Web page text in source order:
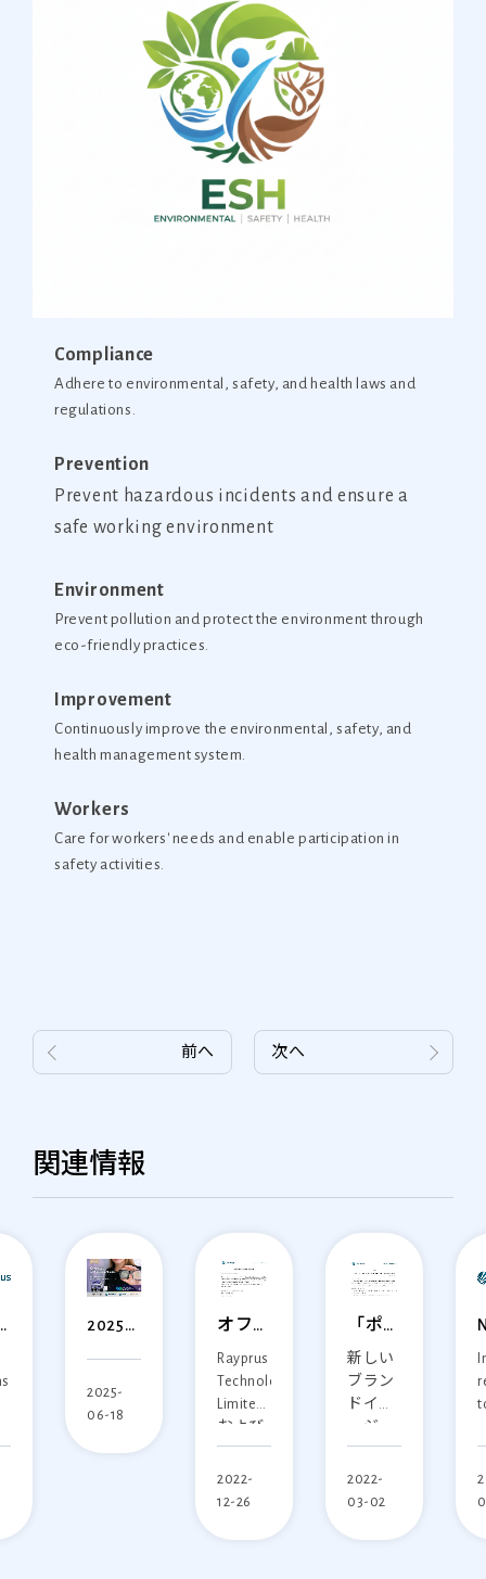
Compliance
Adhere to environmental, safety, and health laws and
regulations.
Prevention
Prevent hazardous incidents and ensure a
safe working environment
Environment
Prevent pollution and protect the environment through
eco-friendly practices.
Improvement
Continuously improve the environmental, safety, and
health management system.
Workers
Care for workers' needs and enable participation in
safety activities.
前へ 次へ
関連情報
2025
レイウ
ィーク
2025-
06-18
オフィ
ス移転
通知
Rayprus
Technologies
Limited
および
Best
Ever
Industries
台湾支
2022-
12-26
「ポラ
イト」
が「レ
イプラ
ス」に
れる
新しい
ブラン
ドイメ
ージ
「Rayprus」
は、専
門的な
ソリュ
2022-
03-02